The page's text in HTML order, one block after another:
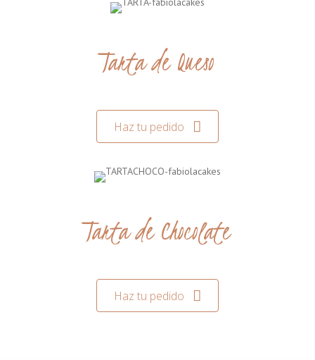
Tarta de Queso
Haz tu pedido
Tarta de Chocolate
Haz tu pedido